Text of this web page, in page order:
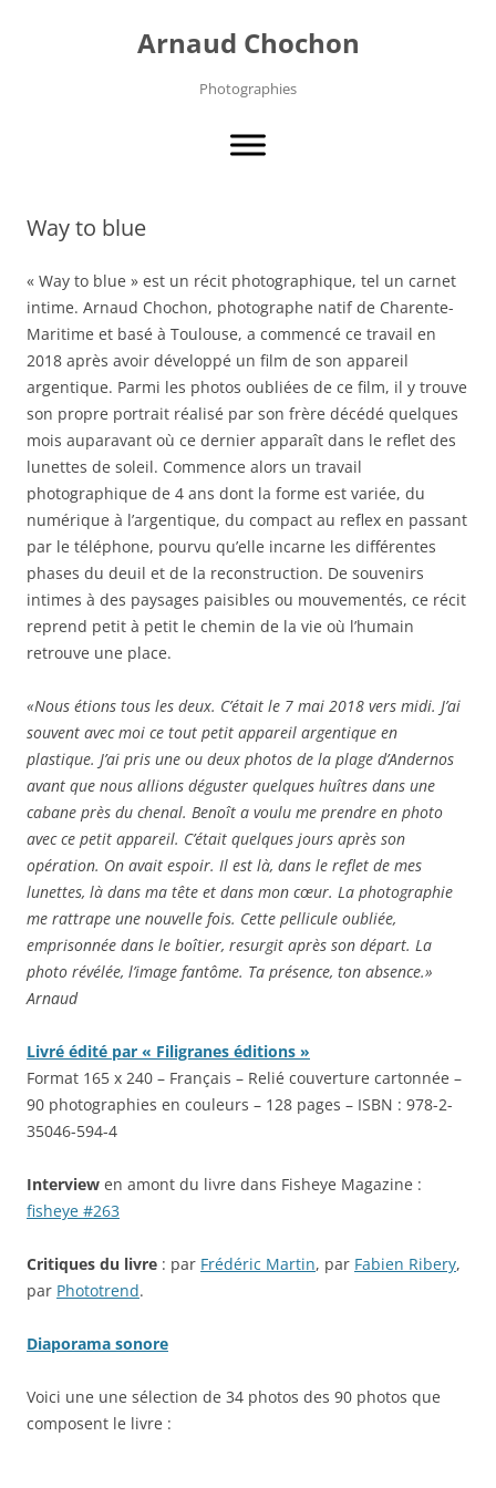
Arnaud Chochon
Photographies
Way to blue
« Way to blue » est un récit photographique, tel un carnet
intime. Arnaud Chochon, photographe natif de Charente-
Maritime et basé à Toulouse, a commencé ce travail en
2018 après avoir développé un film de son appareil
argentique. Parmi les photos oubliées de ce film, il y trouve
son propre portrait réalisé par son frère décédé quelques
mois auparavant où ce dernier apparaît dans le reflet des
lunettes de soleil. Commence alors un travail
photographique de 4 ans dont la forme est variée, du
numérique à l’argentique, du compact au reflex en passant
par le téléphone, pourvu qu’elle incarne les différentes
phases du deuil et de la reconstruction. De souvenirs
intimes à des paysages paisibles ou mouvementés, ce récit
reprend petit à petit le chemin de la vie où l’humain
retrouve une place.
«Nous étions tous les deux. C’était le 7 mai 2018 vers midi. J’ai
souvent avec moi ce tout petit appareil argentique en
plastique. J’ai pris une ou deux photos de la plage d’Andernos
avant que nous allions déguster quelques huîtres dans une
cabane près du chenal. Benoît a voulu me prendre en photo
avec ce petit appareil. C’était quelques jours après son
opération. On avait espoir. Il est là, dans le reflet de mes
lunettes, là dans ma tête et dans mon cœur. La photographie
me rattrape une nouvelle fois. Cette pellicule oubliée,
emprisonnée dans le boîtier, resurgit après son départ. La
photo révélée, l’image fantôme. Ta présence, ton absence.»
Arnaud
Livré édité par « Filigranes éditions »
Format 165 x 240 – Français – Relié couverture cartonnée –
90 photographies en couleurs – 128 pages – ISBN : 978-2-
35046-594-4
Interview en amont du livre dans Fisheye Magazine :
fisheye #263
Critiques du livre : par Frédéric Martin, par Fabien Ribery,
par Phototrend.
Diaporama sonore
Voici une une sélection de 34 photos des 90 photos que
composent le livre :